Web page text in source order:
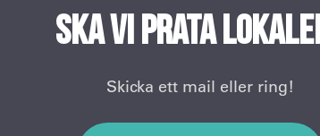
Ska vi prata
Skicka ett mail eller ring!